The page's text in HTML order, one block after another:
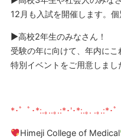
12月も入試を開催します。
▶高校2年生のみなさん！
受験の年に向けて、年内に
特別イベントをご用意しま
*･゜ﾟ･*:.｡..｡.:*･'･*:.｡. .｡.:*･
Himeji College of Medical